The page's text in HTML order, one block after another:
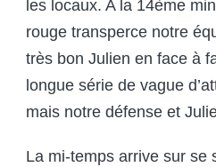
les locaux. A la 14ème
rouge transperce notre
très bon Julien en face à
longue série de vague
mais notre défense et
La mi-temps arrive sur se